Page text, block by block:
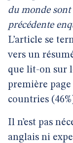
du monde sont
précédente
L’article se
vers un
que lit-on sur
première page
countries
Il n’est pas
anglais ni